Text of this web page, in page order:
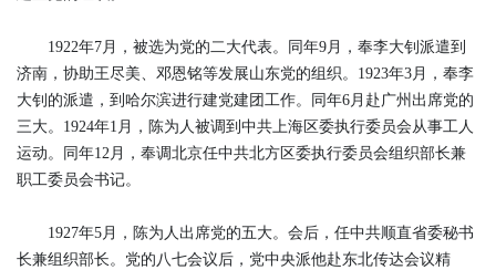
1922年7月，被选为党的二大代表。同年9月，奉李大钊派遣到
济南，协助王尽美、邓恩铭等发展山东党的组织。1923年3月，奉李
大钊的派遣，到哈尔滨进行建党建团工作。同年6月赴广州出席党的
三大。1924年1月，陈为人被调到中共上海区委执行委员会从事工人
运动。同年12月，奉调北京任中共北方区委执行委员会组织部长兼
职工委员会书记。
1927年5月，陈为人出席党的五大。会后，任中共顺直省委秘书
长兼组织部长。党的八七会议后，党中央派他赴东北传达会议精